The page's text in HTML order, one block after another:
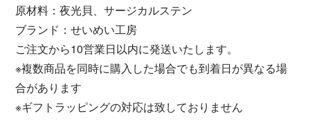
原材料：夜光貝、サージカルステン
ブランド：せいめい工房
ご注文から10営業日以内に発送いたします。
※複数商品を同時に購入した場合でも到着日が異なる場
合があります
※ギフトラッピングの対応は致しておりません